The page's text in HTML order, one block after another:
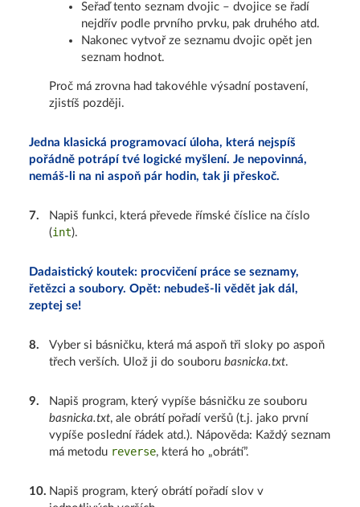
Seřaď tento seznam dvojic – dvojice se řadí
nejdřív podle prvního prvku, pak druhého atd.
Nakonec vytvoř ze seznamu dvojic opět jen
seznam hodnot.
Proč má zrovna had takovéhle výsadní postavení,
zjistíš později.
Jedna klasická programovací úloha, která nejspíš
pořádně potrápí tvé logické myšlení. Je nepovinná,
nemáš-li na ni aspoň pár hodin, tak ji přeskoč.
7.
Napiš funkci, která převede římské číslice na číslo
(int).
Dadaistický koutek: procvičení práce se seznamy,
řetězci a soubory. Opět: nebudeš-li vědět jak dál,
zeptej se!
8.
Vyber si básničku, která má aspoň tři sloky po aspoň
třech verších. Ulož ji do souborubasnicka.txt.
9.
Napiš program, který vypíše básničku ze souboru
basnicka.txt, ale obrátí pořadí veršů (t.j. jako první
vypíše poslední řádek atd.). Nápověda: Každý seznam
má metodu reverse, která ho „obrátí”.
10. Napiš program, který obrátí pořadí slov v